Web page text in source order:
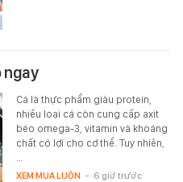
ngay
Cá là thực phẩm giàu protein,
nhiều loại cá còn cung cấp axit
béo omega-3, vitamin và khoáng
chất có lợi cho cơ thể. Tuy nhiên,
XEM MUA LUÔN - 6 giờ trước